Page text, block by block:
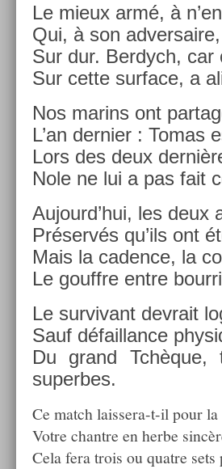
Le mieux armé, à
Qui, à son
Sur dur. Be­rdych, car
Sur cette sur­face, a
Nos marins ont
L’an de­rni­er : Tomas
Lors des deux
Nole ne lui a pas fait
Aujourd’hui, les deux
Préservés qu’ils ont
Mais la cad­ence, la
Le gouffre entre
Le sur­vivant de­vrait
Sauf défail­lance
Du grand Tchèque,
super­bes.
Ce match laissera-t-il pour la
Votre chantre en herbe
Cela fera trois ou quat­re